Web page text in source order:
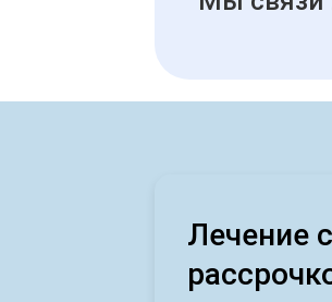
Лечение